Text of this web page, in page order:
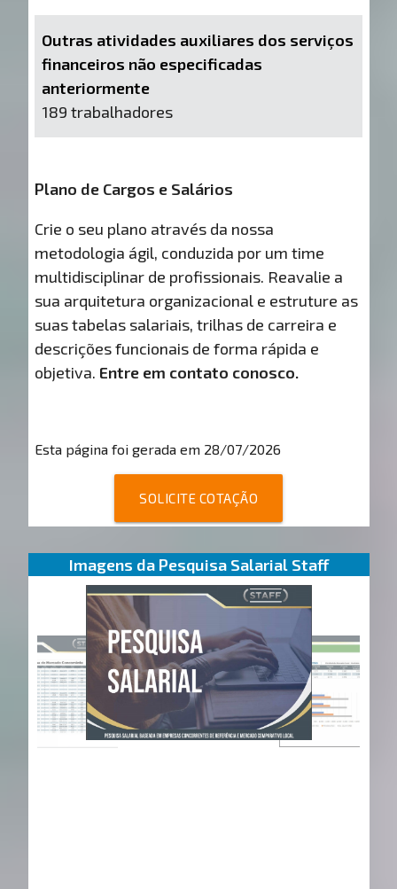
Outras atividades auxiliares dos serviços
financeiros não especificadas
anteriormente
189 trabalhadores
Plano de Cargos e Salários
Crie o seu plano através da nossa
metodologia ágil, conduzida por um time
multidisciplinar de profissionais. Reavalie a
sua arquitetura organizacional e estruture as
suas tabelas salariais, trilhas de carreira e
descrições funcionais de forma rápida e
objetiva. Entre em contato conosco.
Esta página foi gerada em 28/07/2026
SOLICITE COTAÇÃO
Imagens da Pesquisa Salarial Staff